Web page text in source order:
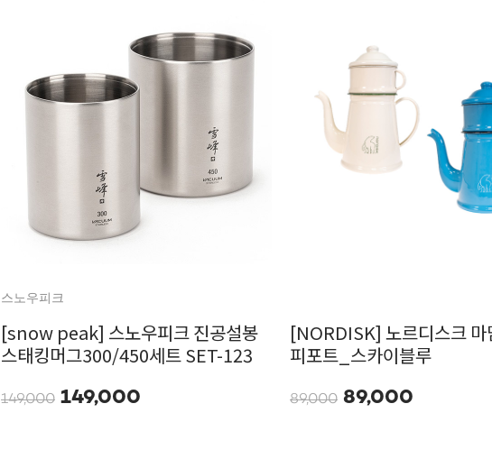
스노우피크
[snow peak] 스노우피크 진공설봉
스태킹머그300/450세트 SET-123
149,000 149,000
[NORDISK] 노르디스크 마
피포트_스카이블루
89,000 89,000